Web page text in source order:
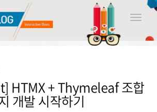
Toggle
HTMX + Thymeleaf 조합
개발 시작하기